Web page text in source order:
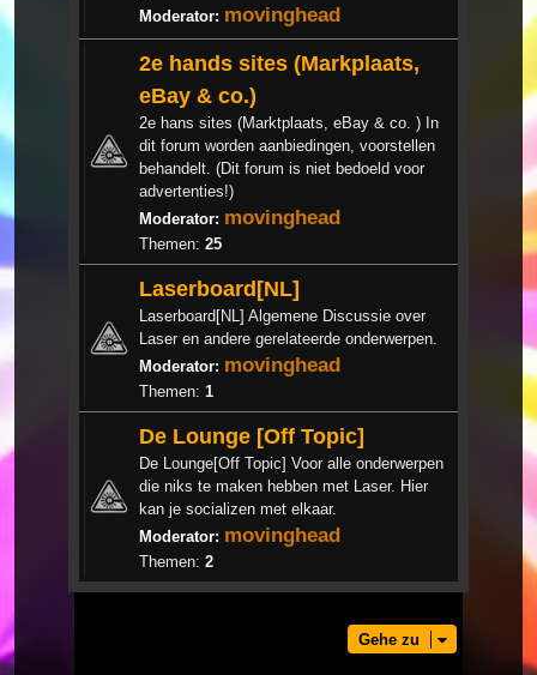
Moderator: movinghead
2e hands sites (Markplaats,
eBay & co.)
2e hans sites (Marktplaats, eBay & co. ) In
dit forum worden aanbiedingen, voorstellen
behandelt. (Dit forum is niet bedoeld voor
advertenties!)
Moderator: movinghead
Themen: 25
Laserboard[NL]
Laserboard[NL] Algemene Discussie over
Laser en andere gerelateerde onderwerpen.
Moderator: movinghead
Themen: 1
De Lounge [Off Topic]
De Lounge[Off Topic] Voor alle onderwerpen
die niks te maken hebben met Laser. Hier
kan je socializen met elkaar.
Moderator: movinghead
Themen: 2
Gehe zu